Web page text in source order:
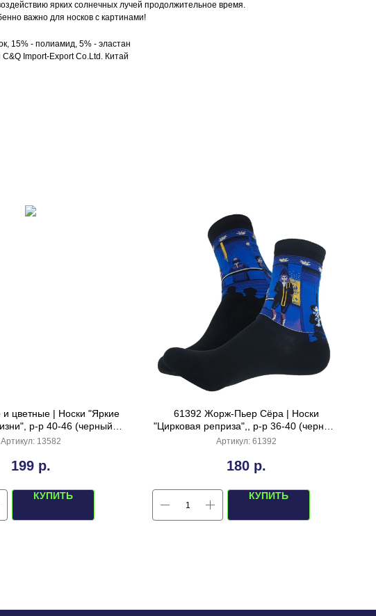
ярких солнечных лучей продолжительное время.
важно для носков с картинами!
15% - полиамид, 5% - эластан
Import-Export Co.Ltd. Китай
и цветные | Носки "Яркие
р-р 40-46 (черный
мультиколор)
Артикул: 13582
199 р.
КУПИТЬ
61392 Жорж-Пьер Сёра | Носки
"Цирковая реприза",, р-р 36-40 (черный/
индиго)
Артикул: 61392
180 р.
КУПИТЬ